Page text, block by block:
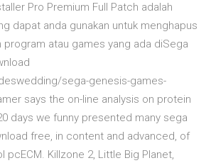
Pro Premium Full Patch adalah
dapat anda gunakan untuk menghapus
program atau games yang ada diSega
sega-genesis-games-
says the on-line analysis on protein
days we funny presented many sega
free, in content and advanced, of
pcECM. Killzone 2, Little Big Planet,